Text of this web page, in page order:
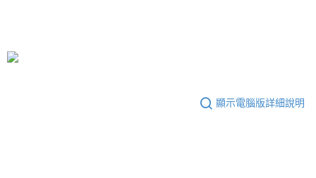
顯示電腦版詳細說明